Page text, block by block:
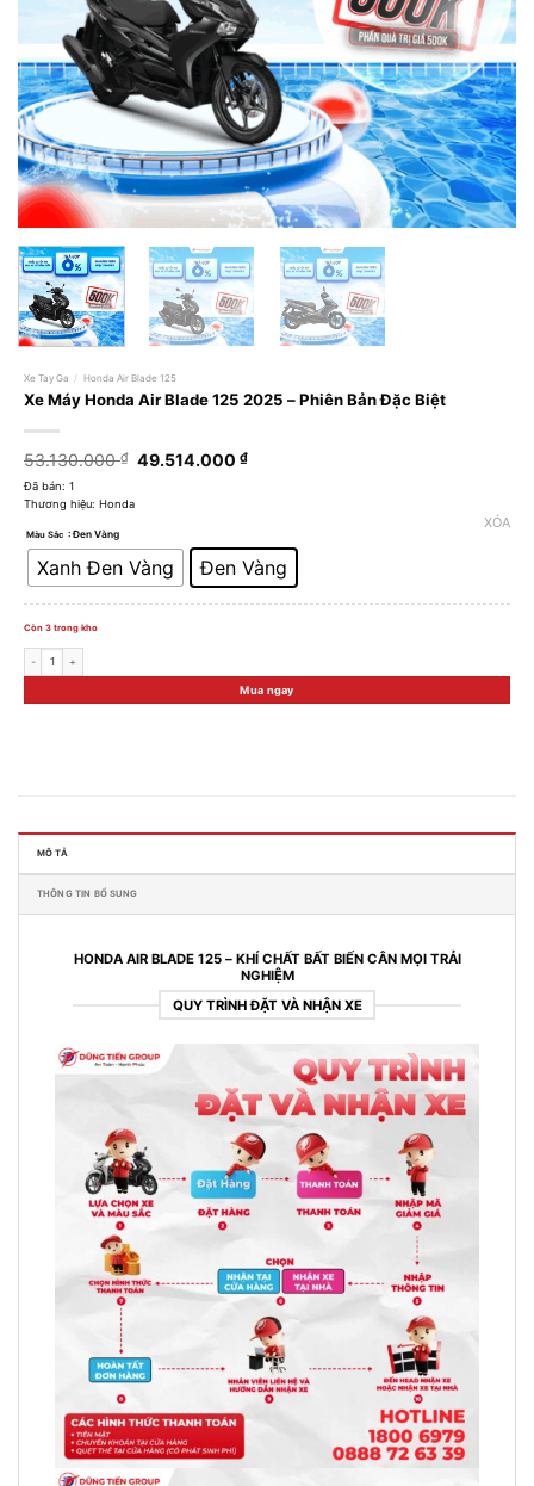
Xe Tay Ga / Honda Air Blade 125
Xe Máy Honda Air Blade 125 2025 – Phiên Bản Đặc Biệt
53.130.000₫ Giá
49.514.000₫Giá
Đã bán: 1
Thương hiệu: Honda
Màu Sắc : Đen Vàng
Xanh Đen Vàng Đen Vàng
XÓA
Còn 3 trong kho
Mua ngay
MÔ TẢ
THÔNG TIN BỔ SUNG
HONDA AIR BLADE 125 – KHÍ CHẤT BẤT BIẾN CÂN MỌI TRẢI
NGHIỆM
QUY TRÌNH ĐẶT VÀ NHẬN XE